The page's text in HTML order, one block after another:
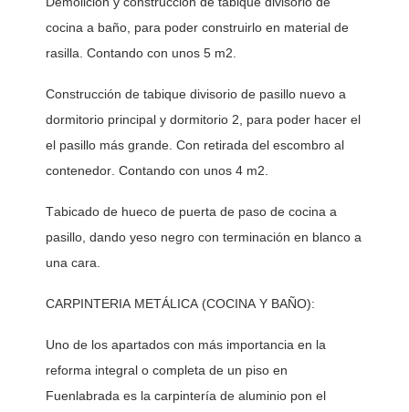
cocina a baño, para poder construirlo en material de
rasilla. Contando con unos 5 m2.
Construcción de tabique divisorio de pasillo nuevo a
dormitorio principal y dormitorio 2, para poder hacer el
el pasillo más grande. Con retirada del escombro al
contenedor. Contando con unos 4 m2.
Tabicado de hueco de puerta de paso de cocina a
pasillo, dando yeso negro con terminación en blanco a
una cara.
CARPINTERIA METÁLICA (COCINA Y BAÑO):
Uno de los apartados con más importancia en la
reforma integral o completa de un piso en
Fuenlabrada es la carpintería de aluminio pon el